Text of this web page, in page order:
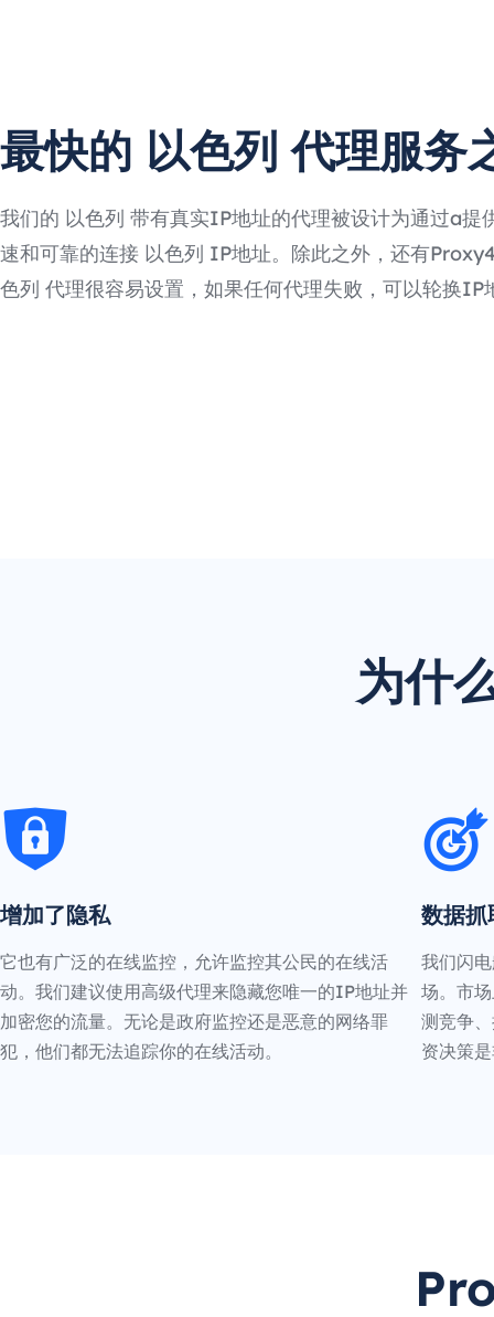
最快的 以色列 代理服务
我们的 以色列 带有真实IP地址的代理被设计为通过a提
速和可靠的连接 以色列 IP地址。除此之外，还有
色列 代理很容易设置，如果任何代理失败，可以轮换IP
为什
增加了隐私
它也有广泛的在线监控，允许监控其公民的在线活
动。我们建议使用高级代理来隐藏您唯一的IP地址并
加密您的流量。无论是政府监控还是恶意的网络罪
犯，他们都无法追踪你的在线活动。
数据抓
我们闪
场。市
测竞争
资决策